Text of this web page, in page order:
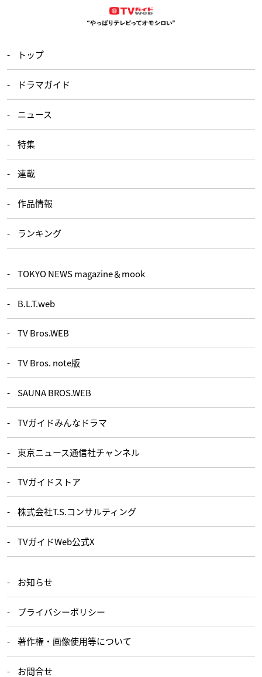
トップ
ドラマガイド
ニュース
特集
連載
作品情報
ランキング
TOKYO NEWS magazine＆mook
B.L.T.web
TV Bros.WEB
TV Bros. note版
SAUNA BROS.WEB
TVガイドみんなドラマ
東京ニュース通信社チャンネル
TVガイドストア
株式会社T.S.コンサルティング
TVガイドWeb公式X
お知らせ
プライバシーポリシー
著作権・画像使用等について
お問合せ